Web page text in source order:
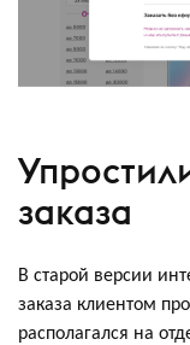
заказа
В старой версии
заказа клиентом
располагался на